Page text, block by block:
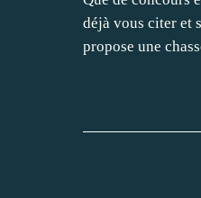
déjà vous citer et
propose une